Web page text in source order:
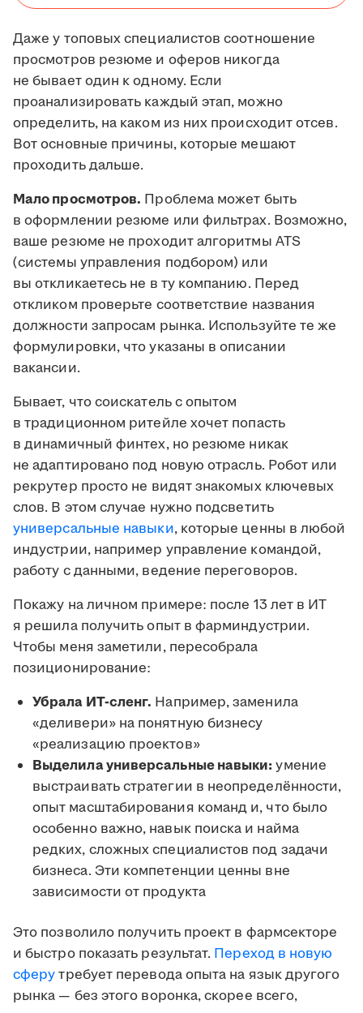
Даже у топовых специалистов соотношение
просмотров резюме и оферов никогда
не бывает один к одному. Если
проанализировать каждый этап, можно
определить, на каком из них происходит отсев.
Вот основные причины, которые мешают
проходить дальше.
Мало просмотров. Проблема может быть
в оформлении резюме или фильтрах. Возможно,
ваше резюме не проходит алгоритмы ATS
(системы управления подбором) или
вы откликаетесь не в ту компанию. Перед
откликом проверьте соответствие названия
должности запросам рынка. Используйте те же
формулировки, что указаны в описании
вакансии.
Бывает, что соискатель с опытом
в традиционном ритейле хочет попасть
в динамичный финтех, но резюме никак
не адаптировано под новую отрасль. Робот или
рекрутер просто не видят знакомых ключевых
слов. В этом случае нужно подсветить
универсальные навыки, которые ценны в любой
индустрии, например управление командой,
работу с данными, ведение переговоров.
Покажу на личном примере: после 13 лет в ИТ
я решила получить опыт в фарминдустрии.
Чтобы меня заметили, пересобрала
позиционирование:
Убрала ИТ-сленг. Например, заменила
«деливери» на понятную бизнесу
«реализацию проектов»
Выделила универсальные навыки:умение
выстраивать стратегии в неопределённости,
опыт масштабирования команд и, что было
особенно важно, навык поиска и найма
редких, сложных специалистов под задачи
бизнеса. Эти компетенции ценны вне
зависимости от продукта
Это позволило получить проект в фармсекторе
и быстро показать результат. Переход в новую
сферутребует перевода опыта на язык другого
рынка — без этого воронка, скорее всего,